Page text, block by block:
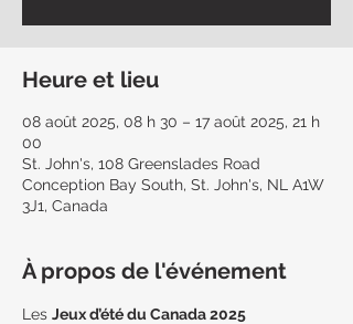
Heure et lieu
08 août 2025, 08 h 30 – 17 août 2025, 21 h
00
St. John's, 108 Greenslades Road
Conception Bay South, St. John's, NL A1W
3J1, Canada
À propos de l'événement
Les Jeux d’été du Canada 2025